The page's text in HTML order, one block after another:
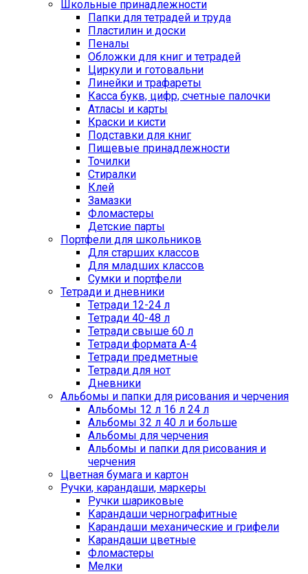
Школьные принадлежности
Папки для тетрадей и труда
Пластилин и доски
Пеналы
Обложки для книг и тетрадей
Циркули и готовальни
Линейки и трафареты
Касса букв, цифр, счетные палочки
Атласы и карты
Краски и кисти
Подставки для книг
Пищевые принадлежности
Точилки
Стиралки
Клей
Замазки
Фломастеры
Детские парты
Портфели для школьников
Для старших классов
Для младших классов
Сумки и портфели
Тетради и дневники
Тетради 12-24 л
Тетради 40-48 л
Тетради свыше 60 л
Тетради формата А-4
Тетради предметные
Тетради для нот
Дневники
Альбомы и папки для рисования и черчения
Альбомы 12 л 16 л 24 л
Альбомы 32 л 40 л и больше
Альбомы для черчения
Альбомы и папки для рисования и
черчения
Цветная бумага и картон
Ручки, карандаши, маркеры
Ручки шариковые
Карандаши чернографитные
Карандаши механические и грифели
Карандаши цветные
Фломастеры
Мелки